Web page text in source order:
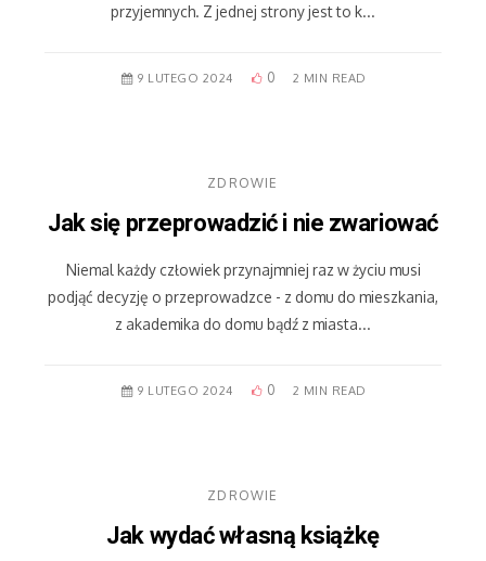
przyjemnych. Z jednej strony jest to k...
9 LUTEGO 2024 0 2 MIN READ
ZDROWIE
Jak się przeprowadzić i nie zwariować
Niemal każdy człowiek przynajmniej raz w życiu musi
podjąć decyzję o przeprowadzce - z domu do mieszkania,
z akademika do domu bądź z miasta...
9 LUTEGO 2024 0 2 MIN READ
ZDROWIE
Jak wydać własną książkę